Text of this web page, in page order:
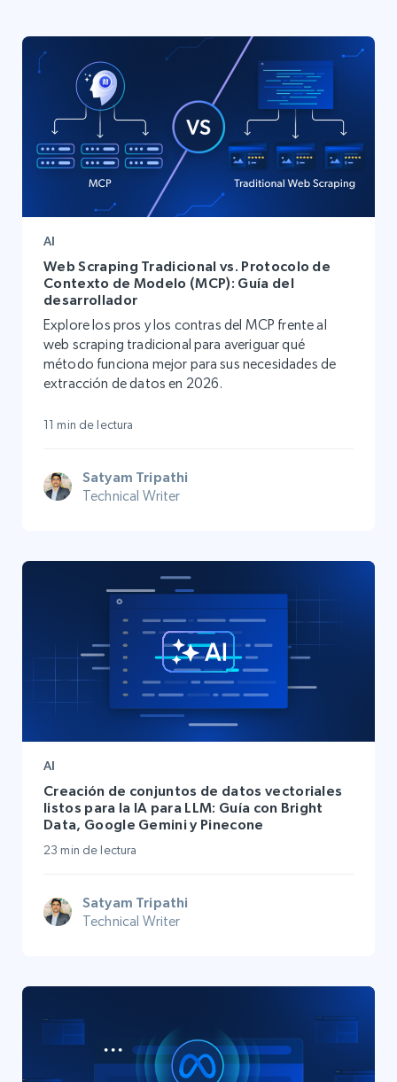
AI
Web Scraping Tradicional vs. Protocolo de
Contexto de Modelo (MCP): Guía del
desarrollador
Explore los pros y los contras del MCP frente al
web scraping tradicional para averiguar qué
método funciona mejor para sus necesidades de
extracción de datos en 2026.
11 min de lectura
Satyam Tripathi
Technical Writer
AI
Creación de conjuntos de datos vectoriales
listos para la IA para LLM: Guía con Bright
Data, Google Gemini y Pinecone
23 min de lectura
Satyam Tripathi
Technical Writer